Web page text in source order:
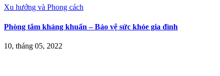
Xu hướng và Phong cách
Phòng tắm kháng khuẩn – Bảo vệ sức khỏe gia đình
10, tháng 05, 2022